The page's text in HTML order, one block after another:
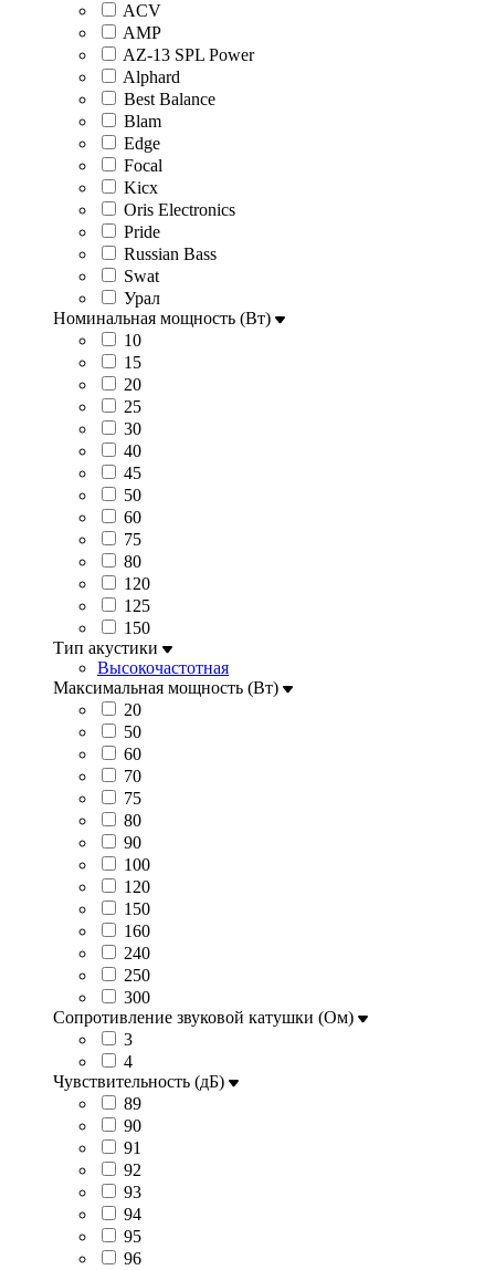
ACV
AMP
AZ-13 SPL Power
Alphard
Best Balance
Blam
Edge
Focal
Kicx
Oris Electronics
Pride
Russian Bass
Swat
Урал
Номинальная мощность (Вт)
10
15
20
25
30
40
45
50
60
75
80
120
125
150
Тип акустики
Высокочастотная
Максимальная мощность (Вт)
20
50
60
70
75
80
90
100
120
150
160
240
250
300
Сопротивление звуковой катушки (Ом)
3
4
Чувствительность (дБ)
89
90
91
92
93
94
95
96